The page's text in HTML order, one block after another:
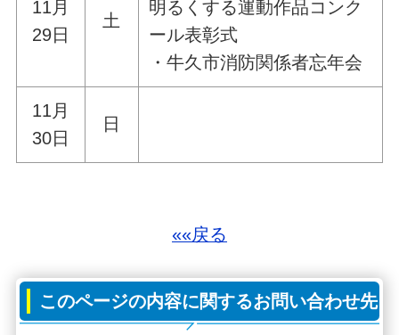
11月
29日
土
明るくする運動作品コンク
ール表彰式
・牛久市消防関係者忘年会
11月
30日
日
««戻る
このページの内容に関するお問い合わせ先